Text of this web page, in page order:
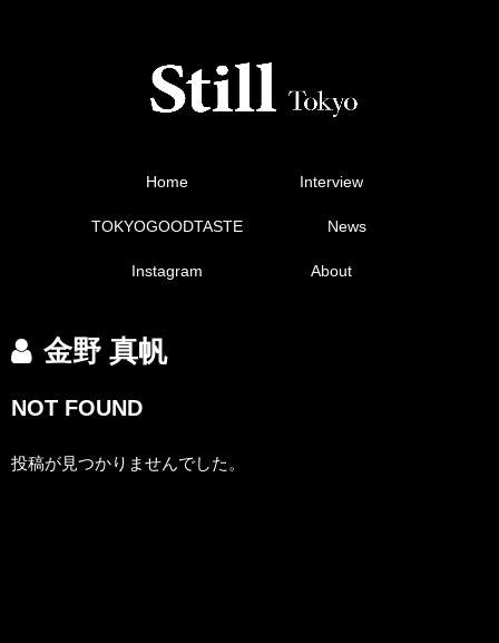
Home Interview
TOKYOGOODTASTE News
Instagram About
金野 真帆
NOT FOUND
投稿が見つかりませんでした。